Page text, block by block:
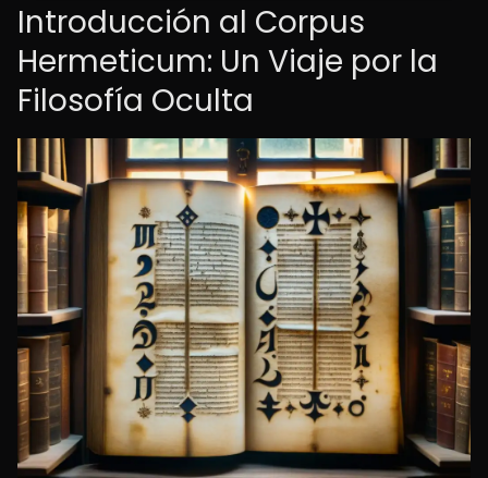
Introducción al Corpus
Hermeticum: Un Viaje por la
Filosofía Oculta